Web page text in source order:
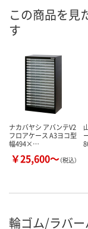
お届け日 8月11日（
数量
この商品を見
す
ナカバヤシ アバンテV2
フロアケース A3ヨコ型
幅494×…
￥25,600～（税込）
輪ゴム/ラバ